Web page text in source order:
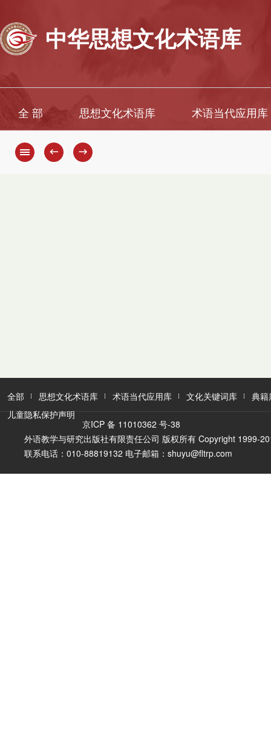
中华思想文化术语库
全 部 思想文化术语库 术语当代应用库
← →
全部 思想文化术语库 术语当代应用库 文化关键词库
典籍
儿童隐私保护声明
京ICP 备 11010362 号-38
外语教学与研究出版社有限责任公司 版权所有 Copyright 1999-
联系电话：010-88819132 电子邮箱：shuyu@fltrp.com